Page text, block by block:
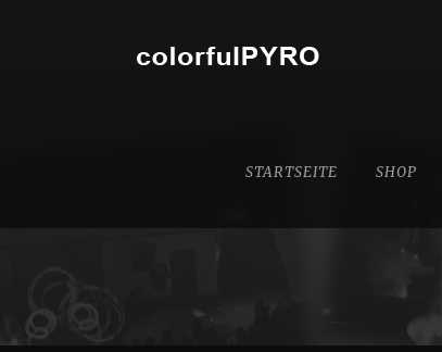
STARTSEITE SHOP